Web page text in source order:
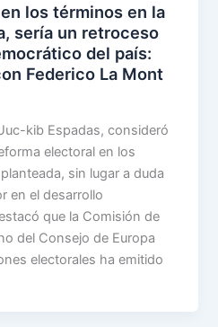
los términos en la
sería un retroceso
del país:
Federico La Mont
kib Espadas, consideró
electoral en los
sin lugar a duda
en el desarrollo
que la Comisión de
del Consejo de Europa
electorales ha emitido